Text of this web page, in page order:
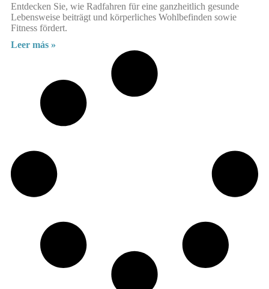
Entdecken Sie, wie Radfahren für eine ganzheitlich gesunde
Lebensweise beiträgt und körperliches Wohlbefinden sowie
Fitness fördert.
Leer más »